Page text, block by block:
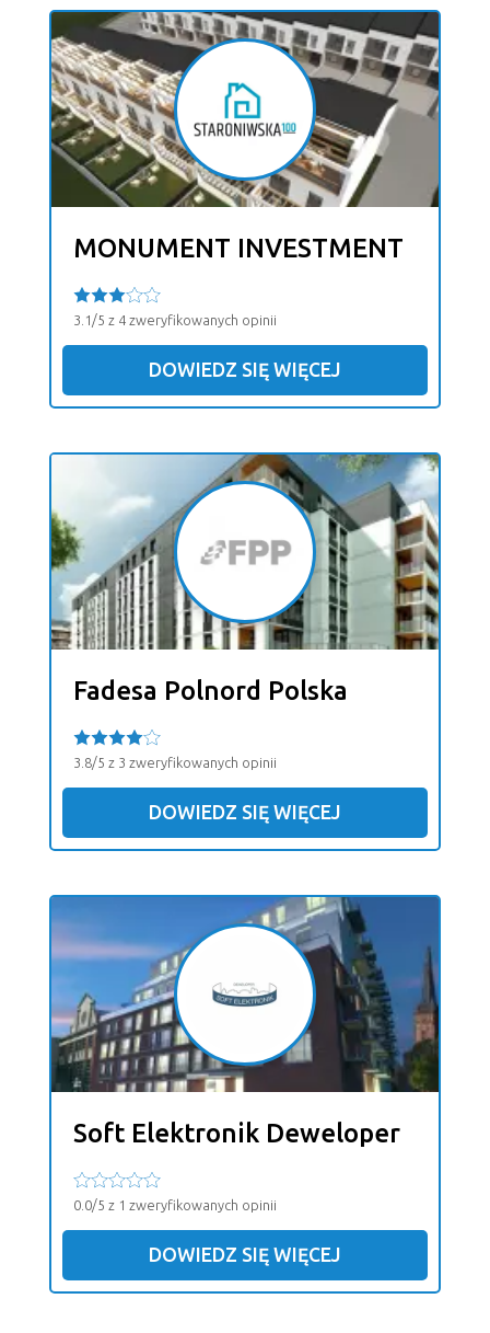
MONUMENT INVESTMENT
3.1/5 z 4 zweryfikowanych opinii
DOWIEDZ SIĘ WIĘCEJ
Fadesa Polnord Polska
3.8/5 z 3 zweryfikowanych opinii
DOWIEDZ SIĘ WIĘCEJ
Soft Elektronik Deweloper
0.0/5 z 1 zweryfikowanych opinii
DOWIEDZ SIĘ WIĘCEJ